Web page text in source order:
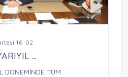
16:02
...
DÖNEMİNDE TÜM